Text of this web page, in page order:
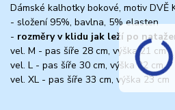
Dámské kalhotky bokové, motiv DVĚ
- složení 95%, bavlna, 5% elasten
- rozměry v klidu jak leží po
vel. M - pas šíře 28 cm, výška 21 cm
vel. L - pas šíře 30 cm, výška 22 cm
vel. XL - pas šíře 33 cm, výška 23 cm